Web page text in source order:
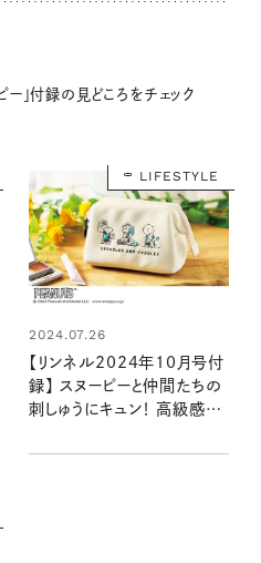
ー」付録の見どころをチェック
LIFESTYLE
2024.07.26
【リンネル2024年10月号付
録】 スヌーピーと仲間たちの
刺しゅうにキュン！ 高級感溢
発売リンネル2024年10月